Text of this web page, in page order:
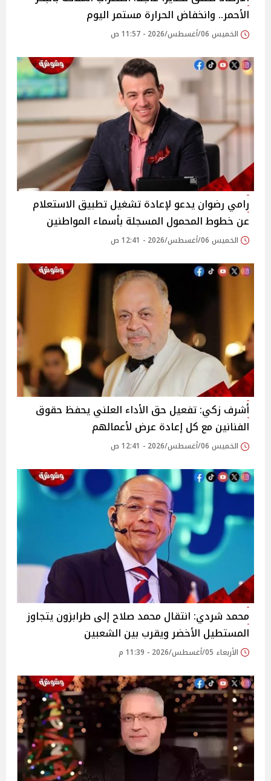
الأحمر.. وانخفاض الحرارة مستمر اليوم
الخميس 06/أغسطس/2026 - 11:57 ص
رامي رضوان يدعو لإعادة تشغيل تطبيق الاستعلام
عن خطوط المحمول المسجلة بأسماء المواطنين
الخميس 06/أغسطس/2026 - 12:41 ص
أشرف زكي: تفعيل حق الأداء العلني يحفظ حقوق
الفنانين مع كل إعادة عرض لأعمالهم
الخميس 06/أغسطس/2026 - 12:41 ص
محمد شردي: انتقال محمد صلاح إلى طرابزون يتجاوز
المستطيل الأخضر ويقرب بين الشعبين
الأربعاء 05/أغسطس/2026 - 11:39 م